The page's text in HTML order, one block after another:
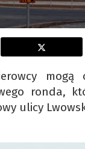
mogą
ronda,
ulicy